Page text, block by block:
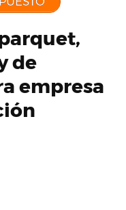
de
empresa